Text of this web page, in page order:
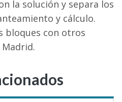
la solución y separa los
y cálculo.
bloques con otros
Madrid.